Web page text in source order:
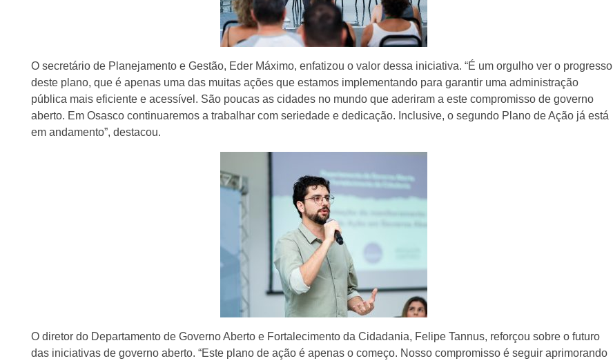
O secretário de Planejamento e Gestão, Eder Máximo, enfatizou o valor dessa iniciativa. “É um orgulho ver o progresso
deste plano, que é apenas uma das muitas ações que estamos implementando para garantir uma administração
pública mais eficiente e acessível. São poucas as cidades no mundo que aderiram a este compromisso de governo
aberto. Em Osasco continuaremos a trabalhar com seriedade e dedicação. Inclusive, o segundo Plano de Ação já está
em andamento”, destacou.
O diretor do Departamento de Governo Aberto e Fortalecimento da Cidadania, Felipe Tannus, reforçou sobre o futuro
das iniciativas de governo aberto. “Este plano de ação é apenas o começo. Nosso compromisso é seguir aprimorando